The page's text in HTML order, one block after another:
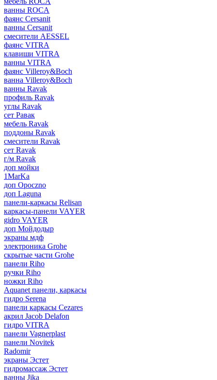
ванны ROCA
фаянс Cersanit
ванны Cersanit
смесители AESSEL
фаянс VITRA
клавиши VITRA
ванны VITRA
фаянс Villeroy&Boch
ванна Villeroy&Boch
ванны Ravak
профиль Ravak
углы Ravak
сет Равак
мебель Ravak
поддоны Ravak
смесители Ravak
сет Ravak
г/м Ravak
доп мойки
1MarKa
доп Opoczno
доп Laguna
панели-каркасы Relisan
каркасы-панели VAYER
gidro VAYER
доп Мойдодыр
экраны мдф
электроника Grohe
скрытые части Grohe
панели Riho
ручки Riho
ножки Riho
Aquanet панели, каркасы
гидро Serena
панели каркасы Cezares
акрил Jacob Delafon
гидро VITRA
панели Vagnerplast
панели Novitek
Radomir
экраны Эстет
гидромассаж Эстет
ванны Jika